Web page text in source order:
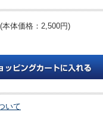
(本体価格：2,500円)
いて